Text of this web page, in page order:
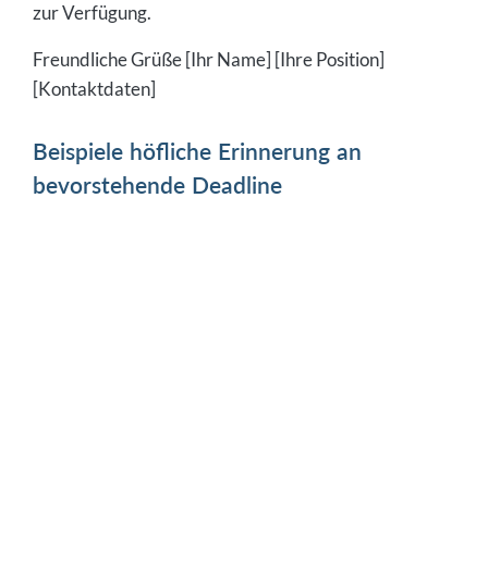
zur Verfügung.
Freundliche Grüße [Ihr Name] [Ihre Position]
[Kontaktdaten]
Beispiele höfliche Erinnerung an
bevorstehende Deadline